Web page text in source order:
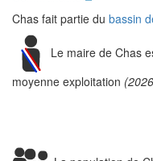
Chas fait partie du bassin
Le maire de Chas
moyenne exploitation